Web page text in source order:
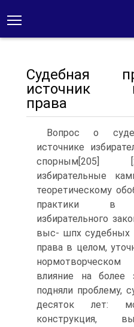
Судебная
источник
права
Вопрос о
источнике
спорным[205]
избирательные
теоретическому
практики в
избирательного
выс- шпх судебных
права в целом,
влияние на более
подняли проблему,
десяток лет:
конструкция,